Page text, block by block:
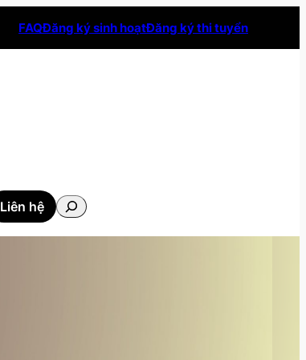
FAQĐăng ký sinh hoạtĐăng ký thi tuyển
Liên hệ
Tìm
kiếm